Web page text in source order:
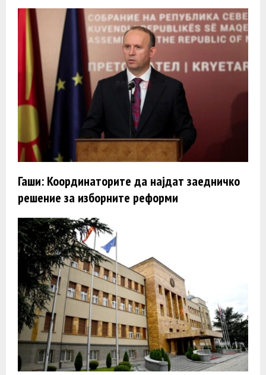
Гаши: Координаторите да најдат заедничко
решение за изборните реформи